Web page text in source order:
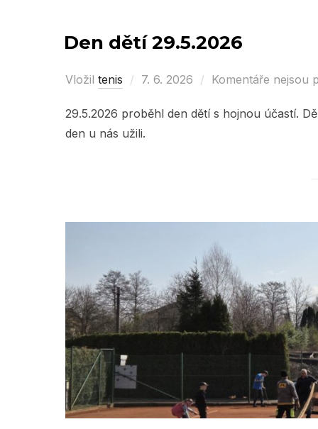
Den dětí 29.5.2026
Vložil tenis
Posted
7. 6. 2026 Komentáře nejsou
29.5.2026 proběhl den dětí s hojnou účastí.
den u nás užili.